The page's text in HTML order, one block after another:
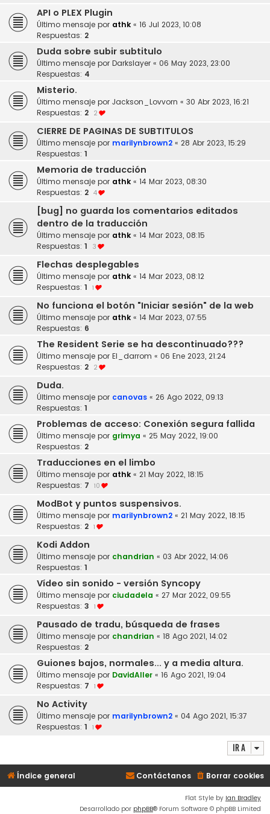
API o PLEX Plugin
Último mensaje por athk « 16 Jul 2023, 10:08
Respuestas: 2
Duda sobre subir subtitulo
Último mensaje por Darkslayer « 06 May 2023, 23:00
Respuestas: 4
Misterio.
Último mensaje por Jackson_Lovvorn « 30 Abr 2023, 16:21
Respuestas: 2 2
CIERRE DE PAGINAS DE SUBTITULOS
Último mensaje por marilynbrown2 « 28 Abr 2023, 15:29
Respuestas: 1
Memoria de traducción
Último mensaje por athk « 14 Mar 2023, 08:30
Respuestas: 2 4
[bug] no guarda los comentarios editados
dentro de la traducción
Último mensaje por athk « 14 Mar 2023, 08:15
Respuestas: 1 3
Flechas desplegables
Último mensaje por athk « 14 Mar 2023, 08:12
Respuestas: 1 1
No funciona el botón "Iniciar sesión" de la web
Último mensaje por athk « 14 Mar 2023, 07:55
Respuestas: 6
The Resident Serie se ha descontinuado???
Último mensaje por El_darrom « 06 Ene 2023, 21:24
Respuestas: 2 2
Duda.
Último mensaje por canovas « 26 Ago 2022, 09:13
Respuestas: 1
Problemas de acceso: Conexión segura fallida
Último mensaje por grimya « 25 May 2022, 19:00
Respuestas: 2
Traducciones en el limbo
Último mensaje por athk « 21 May 2022, 18:15
Respuestas: 7 10
ModBot y puntos suspensivos.
Último mensaje por marilynbrown2 « 21 May 2022, 18:15
Respuestas: 2 1
Kodi Addon
Último mensaje por chandrian « 03 Abr 2022, 14:06
Respuestas: 1
Vídeo sin sonido - versión Syncopy
Último mensaje por ciudadela « 27 Mar 2022, 09:55
Respuestas: 3 1
Pausado de tradu, búsqueda de frases
Último mensaje por chandrian « 18 Ago 2021, 14:02
Respuestas: 2
Guiones bajos, normales... y a media altura.
Último mensaje por DavidAller « 16 Ago 2021, 19:04
Respuestas: 7 1
No Activity
Último mensaje por marilynbrown2 « 04 Ago 2021, 15:37
Respuestas: 1 1
Ir a
Índice general Borrar cookies
Contáctanos
Flat Style by Ian Bradley
Desarrollado por phpBB® Forum Software © phpBB Limited